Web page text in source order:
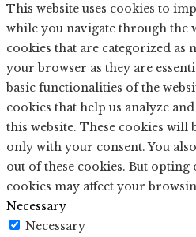
This website uses cookies to
while you navigate through the
cookies that are categorized as
your browser as they are
basic functionalities of the
cookies that help us analyze
this website. These cookies
only with your consent. You
out of these cookies. But opting
cookies may affect your
Necessary
Necessary